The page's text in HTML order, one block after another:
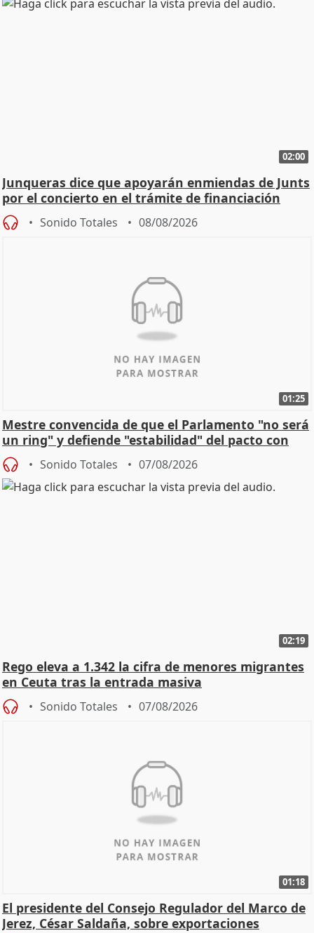
02:00
Junqueras dice que apoyarán enmiendas de Junts
por el concierto en el trámite de financiación
Sonido Totales 08/08/2026
01:25
Mestre convencida de que el Parlamento "no será
un ring" y defiende "estabilidad" del pacto con
Vox
Sonido Totales 07/08/2026
02:19
Rego eleva a 1.342 la cifra de menores migrantes
en Ceuta tras la entrada masiva
Sonido Totales 07/08/2026
01:18
El presidente del Consejo Regulador del Marco de
Jerez, César Saldaña, sobre exportaciones